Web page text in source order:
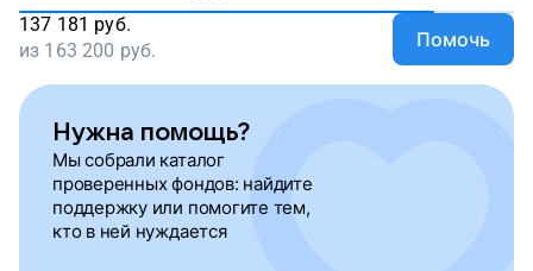
137 181 руб.
из 163 200 руб. Помочь
Нужна помощь?
Мы собрали каталог
проверенных фондов: найдите
поддержку или помогите тем,
кто в ней нуждается